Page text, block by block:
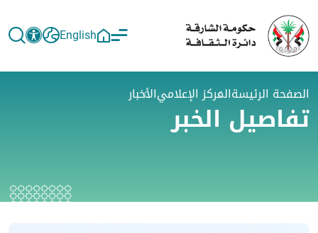
English
الصفحة الرئيسةالمركز الإعلاميالأخبار
تفاصيل الخبر